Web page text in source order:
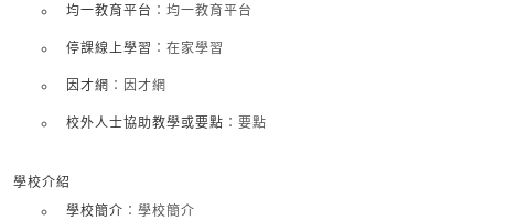
均一教育平台 ：均一教育平台
停課線上學習 ：在家學習
因才網 ：因才網
校外人士協助教學或要點 ：要點
學校介紹
學校簡介 ：學校簡介